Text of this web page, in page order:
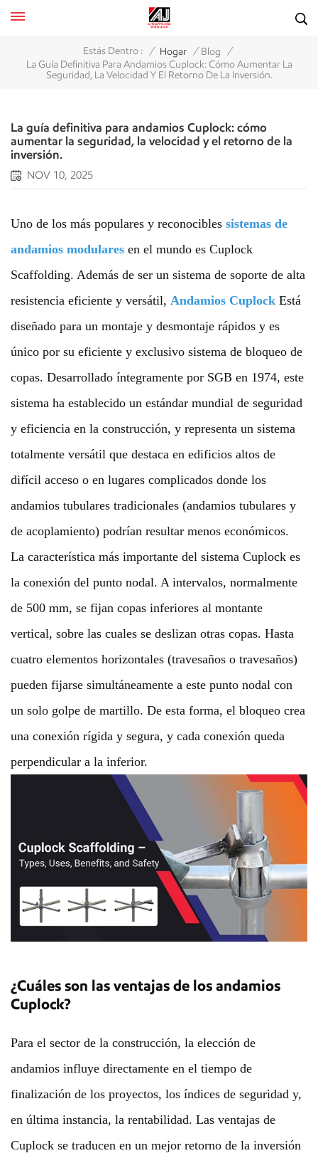
Estás Dentro : / Hogar / Blog /
La Guía Definitiva Para Andamios Cuplock: Cómo Aumentar La
Seguridad, La Velocidad Y El Retorno De La Inversión.
La guía definitiva para andamios Cuplock: cómo
aumentar la seguridad, la velocidad y el retorno de la
inversión.
NOV 10, 2025
Uno de los más populares y reconocibles sistemas de
andamios modulares en el mundo es Cuplock
Scaffolding. Además de ser un sistema de soporte de alta
resistencia eficiente y versátil, Andamios Cuplock Está
diseñado para un montaje y desmontaje rápidos y es
único por su eficiente y exclusivo sistema de bloqueo de
copas. Desarrollado íntegramente por SGB en 1974, este
sistema ha establecido un estándar mundial de seguridad
y eficiencia en la construcción, y representa un sistema
totalmente versátil que destaca en edificios altos de
difícil acceso o en lugares complicados donde los
andamios tubulares tradicionales (andamios tubulares y
de acoplamiento) podrían resultar menos económicos.
La característica más importante del sistema Cuplock es
la conexión del punto nodal. A intervalos, normalmente
de 500 mm, se fijan copas inferiores al montante
vertical, sobre las cuales se deslizan otras copas. Hasta
cuatro elementos horizontales (travesaños o travesaños)
pueden fijarse simultáneamente a este punto nodal con
un solo golpe de martillo. De esta forma, el bloqueo crea
una conexión rígida y segura, y cada conexión queda
perpendicular a la inferior.
¿Cuáles son las ventajas de los andamios
Cuplock?
Para el sector de la construcción, la elección de
andamios influye directamente en el tiempo de
finalización de los proyectos, los índices de seguridad y,
en última instancia, la rentabilidad. Las ventajas de
Cuplock se traducen en un mejor retorno de la inversión